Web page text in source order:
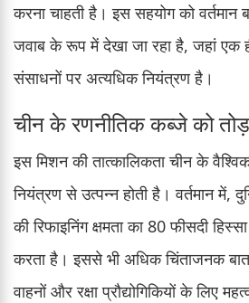
करना चाहती है। इस सहयोग को वर्तमान
जवाब के रूप में देखा जा रहा है, जहां
संसाधनों पर अत्यधिक नियंत्रण है।
चीन के रणनीतिक कब्जे को
इस मिशन की तात्कालिकता चीन के
नियंत्रण से उत्पन्न होती है। वर्तमान में,
की रिफाइनिंग क्षमता का 80 फीसदी
करता है। इससे भी अधिक चिंताजनक
वाहनों और रक्षा प्रौद्योगिकियों के लिए